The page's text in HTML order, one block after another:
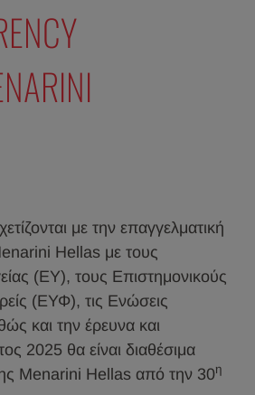
με την επαγγελματική
Hellas με τους
(ΕΥ), τους Eπιστημονικούς
(ΕΥΦ), τις Ενώσεις
και την έρευνα και
2025 θα είναι διαθέσιμα
Μenarini Hellas από την 30η